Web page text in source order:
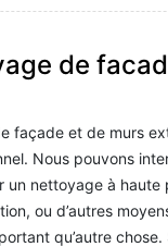
de
façade et de murs
Nous pouvons
un nettoyage à haute
ou d’autres
qu’autre chose.